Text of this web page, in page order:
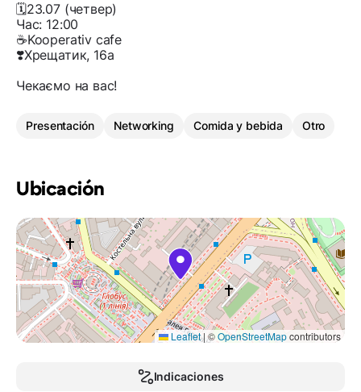
🗓️23.07 (четвер)
Час: 12:00
☕️Kooperativ cafe
❣️Хрещатик, 16а
Чекаємо на вас!
Presentación Networking Comida y bebida Otro
Ubicación
Leaflet| ©OpenStreetMapcontributors
Indicaciones